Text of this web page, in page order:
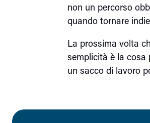
non un percorso
quando tornare
La prossima volta
semplicità è la cosa
un sacco di lavoro